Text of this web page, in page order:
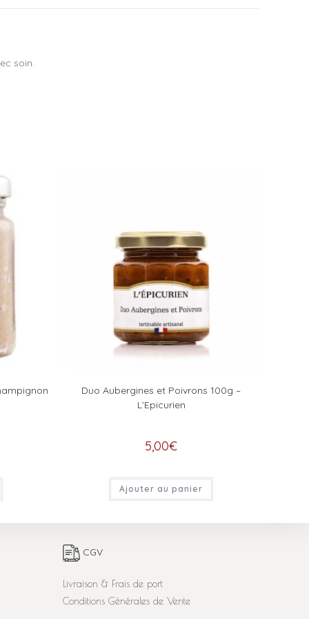
soin.
Duo Aubergines et Poivrons 100g –
L’Epicurien
5,00€
Ajouter au panier
CGV
Livraison & Frais de port
Conditions Générales de Vente